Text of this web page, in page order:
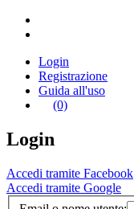
Login
Registrazione
Guida all'uso
(0)
Login
Accedi tramite Facebook
Accedi tramite Google